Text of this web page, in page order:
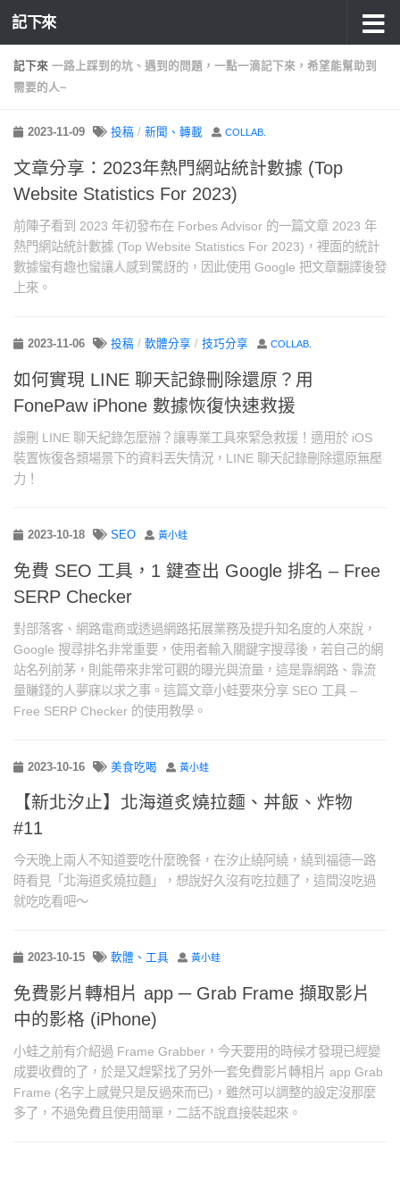
記下來
記下來 一路上踩到的坑、遇到的問題，一點一滴記下來，希望能幫助到
需要的人~
2023-11-09 投稿 / 新聞、轉載 COLLAB.
文章分享：2023年熱門網站統計數據 (Top
Website Statistics For 2023)
前陣子看到 2023 年初發布在 Forbes Advisor 的一篇文章 2023 年
熱門網站統計數據 (Top Website Statistics For 2023)，裡面的統計
數據蠻有趣也蠻讓人感到驚訝的，因此使用 Google 把文章翻譯後發
上來。
2023-11-06 投稿 / 軟體分享 / 技巧分享 COLLAB.
如何實現 LINE 聊天記錄刪除還原？用
FonePaw iPhone 數據恢復快速救援
誤刪 LINE 聊天紀錄怎麼辦？讓專業工具來緊急救援！適用於 iOS
裝置恢復各類場景下的資料丟失情況，LINE 聊天記錄刪除還原無壓
力！
2023-10-18 SEO 黃小蛙
免費 SEO 工具，1 鍵查出 Google 排名 – Free
SERP Checker
對部落客、網路電商或透過網路拓展業務及提升知名度的人來說，
Google 搜尋排名非常重要，使用者輸入關鍵字搜尋後，若自己的網
站名列前茅，則能帶來非常可觀的曝光與流量，這是靠網路、靠流
量賺錢的人夢寐以求之事。這篇文章小蛙要來分享 SEO 工具 –
Free SERP Checker 的使用教學。
2023-10-16 美食吃喝 黃小蛙
【新北汐止】北海道炙燒拉麵、丼飯、炸物
#11
今天晚上兩人不知道要吃什麼晚餐，在汐止繞阿繞，繞到福德一路
時看見「北海道炙燒拉麵」，想說好久沒有吃拉麵了，這間沒吃過
就吃吃看吧～
2023-10-15 軟體、工具 黃小蛙
免費影片轉相片 app ─ Grab Frame 擷取影片
中的影格 (iPhone)
小蛙之前有介紹過 Frame Grabber，今天要用的時候才發現已經變
成要收費的了，於是又趕緊找了另外一套免費影片轉相片 app Grab
Frame (名字上感覺只是反過來而已)，雖然可以調整的設定沒那麼
多了，不過免費且使用簡單，二話不說直接裝起來。